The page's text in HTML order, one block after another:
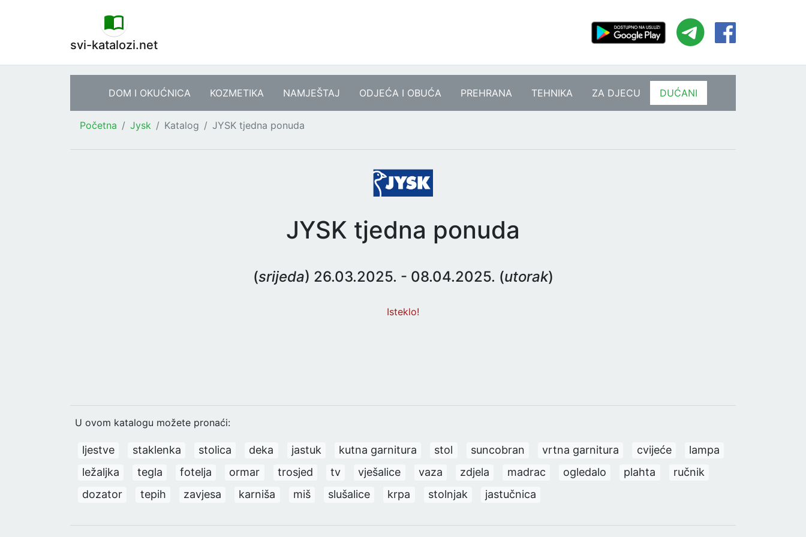
svi-katalozi.net
DOM I OKUĆNICA KOZMETIKA NAMJEŠTAJ ODJEĆA I OBUĆA PREHRANA TEHNIKA ZA DJECU DUĆANI
Početna Jysk Katalog JYSK tjedna ponuda
JYSK tjedna ponuda
(srijeda) 26.03.2025. - 08.04.2025. (utorak)
Isteklo!
U ovom katalogu možete pronaći:
ljestve staklenka stolica deka jastuk kutna garnitura stol suncobran vrtna garnitura cvijeće
lampa
ležaljka
tegla fotelja ormar trosjed tv vješalice vaza zdjela madrac ogledalo plahta
ručnik
dozator
tepih zavjesa karniša miš slušalice krpa stolnjak jastučnica